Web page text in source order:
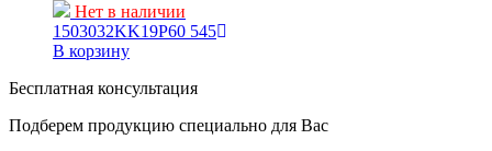
Нет в наличии
1503032KK19P60 545
В корзину
Бесплатная консультация
Подберем продукцию специально для Вас